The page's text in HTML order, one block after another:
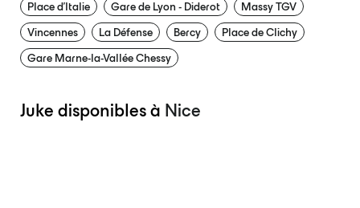
Place d’Italie
Gare de Lyon - Diderot
Massy TGV
Vincennes
La Défense Bercy
Place de Clichy
Gare Marne-la-Vallée Chessy
Juke disponibles à Nice